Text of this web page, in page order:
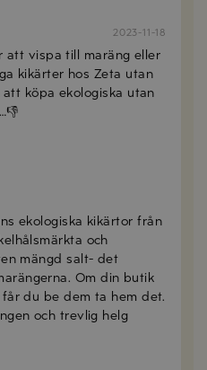
2023-11-18
att vispa till maräng eller
kikärter hos Zeta utan
köpa ekologiska utan
ekologiska kikärtor från
och
mängd salt- det
Om din butik
du be dem ta hem det.
och trevlig helg